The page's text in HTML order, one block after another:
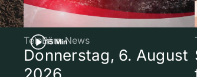
15 Min
TeleBärn News
Donnerstag, 6. August